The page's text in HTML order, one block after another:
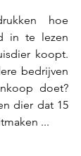
hoe
in te lezen
koopt.
bedrijven
doet?
dier dat 15
...